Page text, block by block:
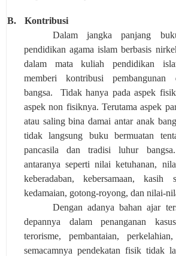
B.
Kontribusi
Dalam jangka panjang
pendidikan agama islam berbasis
dalam mata kuliah pendidikan
memberi kontribusi pembangunan
bangsa.
Tidak hanya pada aspek
aspek non fisiknya. Terutama aspek
atau saling bina damai antar anak
tidak langsung buku bermuatan
pancasila dan tradisi luhur
antaranya seperti nilai ketuhanan,
keberadaban, kebersamaan, kasih
kedamaian, gotong-royong, dan nilai-
Dengan adanya bahan ajar
depannya dalam penanganan
terorisme, pembantaian,
semacamnya pendekatan fisik tidak